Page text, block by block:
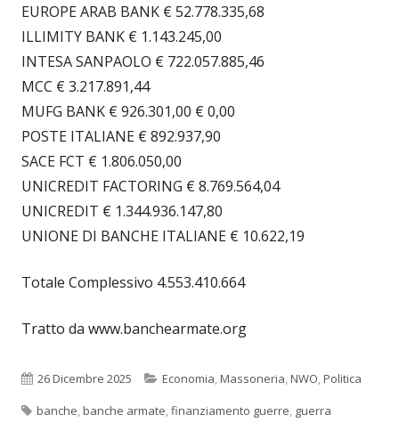
EUROPE ARAB BANK € 52.778.335,68
ILLIMITY BANK € 1.143.245,00
INTESA SANPAOLO € 722.057.885,46
MCC € 3.217.891,44
MUFG BANK € 926.301,00 € 0,00
POSTE ITALIANE € 892.937,90
SACE FCT € 1.806.050,00
UNICREDIT FACTORING € 8.769.564,04
UNICREDIT € 1.344.936.147,80
UNIONE DI BANCHE ITALIANE € 10.622,19
Totale Complessivo 4.553.410.664
Tratto da www.banchearmate.org
Pubblicato
26 Dicembre 2025 Categorie
Economia,Massoneria,NWO,Politica
Tag
banche,banche armate,finanziamento guerre, guerra